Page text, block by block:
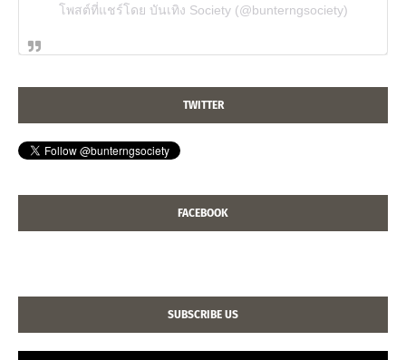
โพสต์ที่แชร์โดย บันเทิง Society (@bunterngsociety)
TWITTER
FACEBOOK
SUBSCRIBE US